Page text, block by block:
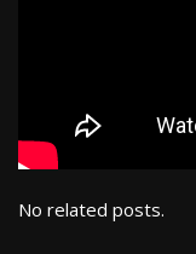
No related posts.